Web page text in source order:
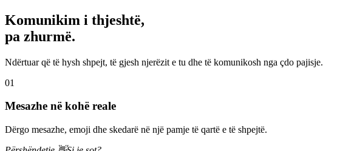
Komunikim i thjeshtë,
pa zhurmë.
Ndërtuar që të hysh shpejt, të gjesh njerëzit e tu dhe të komunikosh nga çdo pajisje.
01
Mesazhe në kohë reale
Dërgo mesazhe, emoji dhe skedarë në një pamje të qartë e të shpejtë.